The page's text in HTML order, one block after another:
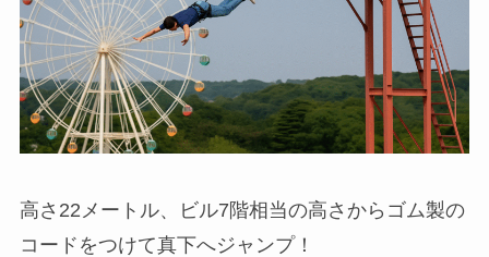
高さ22メートル、ビル7階相当の高さからゴム製の
コードをつけて真下へジャンプ！